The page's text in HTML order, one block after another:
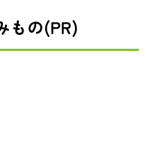
もの(PR)